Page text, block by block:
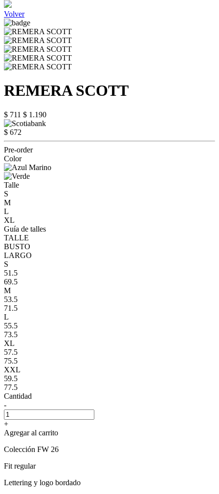
Volver
REMERA SCOTT
$ 711 $ 1.190
$ 672
Pre-order
Color
Talle
S
M
L
XL
Guía de talles
TALLE
BUSTO
LARGO
S
51.5
69.5
M
53.5
71.5
L
55.5
73.5
XL
57.5
75.5
XXL
59.5
77.5
Cantidad
-
+
Agregar al carrito
Colección FW 26
Fit regular
Lettering y logo bordado